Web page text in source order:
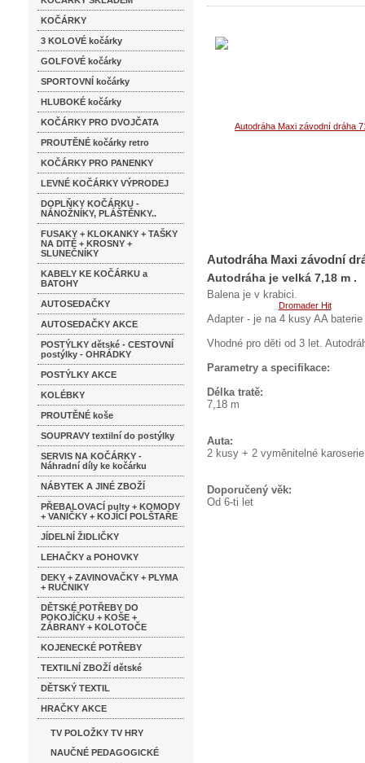
KOČÁRKY
3 KOLOVÉ kočárky
GOLFOVÉ kočárky
SPORTOVNÍ kočárky
HLUBOKÉ kočárky
KOČÁRKY PRO DVOJČATA
PROUTĚNÉ kočárky retro
KOČÁRKY PRO PANENKY
LEVNÉ KOČÁRKY VÝPRODEJ
DOPLŇKY KOČÁRKU -
NÁNOŽNÍKY, PLÁŠTĚNKY..
FUSAKY + KLOKANKY + TAŠKY
NA DITĚ + KROSNY +
SLUNEČNÍKY
KABELY KE KOČÁRKU a
BATOHY
AUTOSEDAČKY
AUTOSEDAČKY AKCE
POSTÝLKY dětské - CESTOVNÍ
postýlky - OHRÁDKY
POSTÝLKY AKCE
KOLÉBKY
PROUTĚNÉ koše
SOUPRAVY textilní do postýlky
SERVIS NA KOČÁRKY -
Náhradní díly ke kočárku
NÁBYTEK A JINÉ ZBOŽÍ
PŘEBALOVACÍ pulty + KOMODY
+ VANIČKY + KOJÍCÍ POLŠTAŘE
JÍDELNÍ ŽIDLIČKY
LEHAČKY a POHOVKY
DEKY + ZAVINOVAČKY + PLYMA
+ RUČNIKY
DĚTSKÉ POTŘEBY DO
POKOJÍČKU + KOŠE +
ZÁBRANY + KOLOTOČE
KOJENECKÉ POTŘEBY
TEXTILNÍ ZBOŽÍ dětské
DĚTSKÝ TEXTIL
HRAČKY AKCE
TV POLOŽKY TV HRY
NAUČNÉ PEDAGOGICKÉ
Autodráha Maxi závodní
Autodráha je velká 7,18 m .
Balena je v krabici.
Adapter - je na 4 kusy AA
Vhodné pro děti od 3 let.
Parametry a specifikace:
Délka tratě:
7,18 m
Auta:
2 kusy + 2 vyměnitelné karoserie
Doporučený věk:
Od 6-ti let